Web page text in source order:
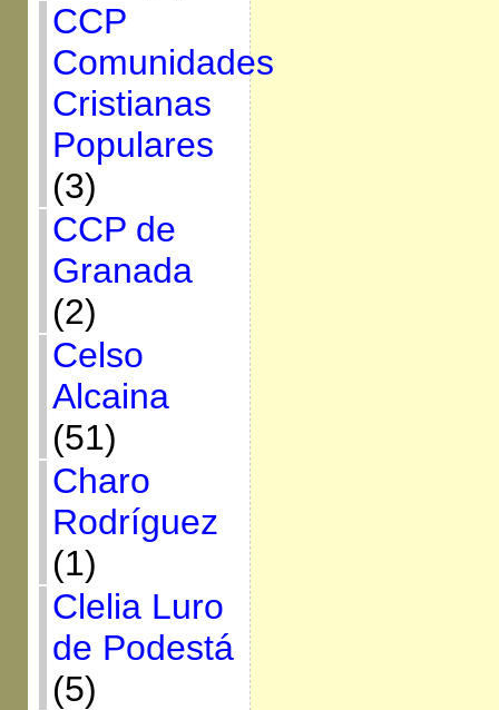
CCP
Comunidades
Cristianas
Populares
(3)
CCP de
Granada
(2)
Celso
Alcaina
(51)
Charo
Rodríguez
(1)
Clelia Luro
de Podestá
(5)